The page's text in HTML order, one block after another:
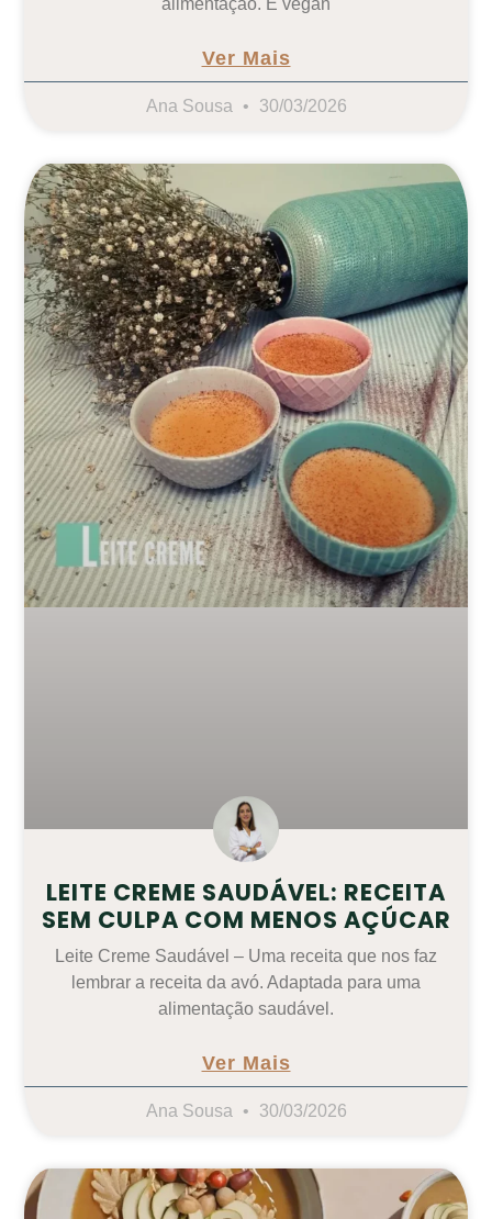
alimentação. É vegan
Ver Mais
Ana Sousa 30/03/2026
LEITE CREME SAUDÁVEL: RECEITA
SEM CULPA COM MENOS AÇÚCAR
Leite Creme Saudável – Uma receita que nos faz
lembrar a receita da avó. Adaptada para uma
alimentação saudável.
Ver Mais
Ana Sousa 30/03/2026